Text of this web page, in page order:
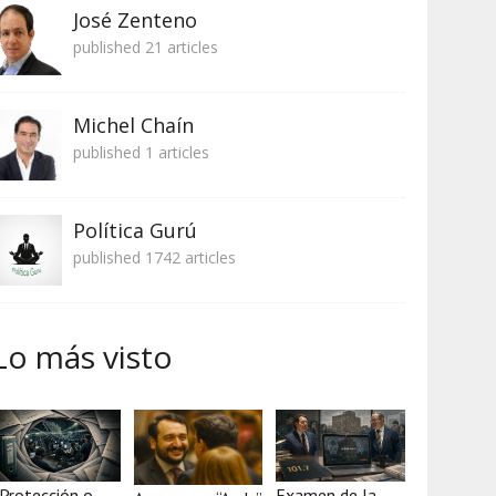
José Zenteno
published 21 articles
Michel Chaín
published 1 articles
Política Gurú
published 1742 articles
más visto